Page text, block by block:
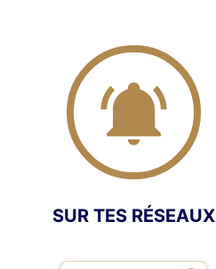
SUR TES RÉSEAUX